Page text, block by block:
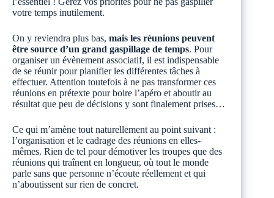
votre temps inutilement.
On y reviendra plus bas, mais les réunions peuvent
être source d’un grand gaspillage de temps. Pour
organiser un évènement associatif, il est indispensable
de se réunir pour planifier les différentes tâches à
effectuer. Attention toutefois à ne pas transformer ces
réunions en prétexte pour boire l’apéro et aboutir au
résultat que peu de décisions y sont finalement prises…
Ce qui m’amène tout naturellement au point suivant :
l’organisation et le cadrage des réunions en elles-
mêmes. Rien de tel pour démotiver les troupes que des
réunions qui traînent en longueur, où tout le monde
parle sans que personne n’écoute réellement et qui
n’aboutissent sur rien de concret.